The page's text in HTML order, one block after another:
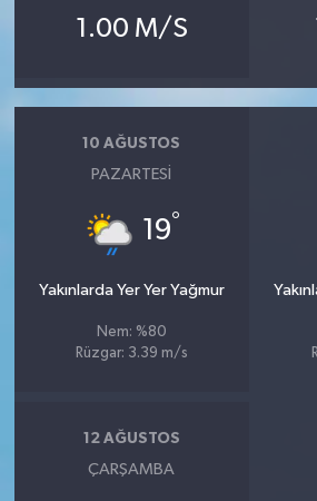
1.00 M/S
10 AĞUSTOS
PAZARTESI
19°
Yakınlarda Yer Yer Yağmur
Nem: %80
Rüzgar: 3.39 m/s
12 AĞUSTOS
ÇARŞAMBA